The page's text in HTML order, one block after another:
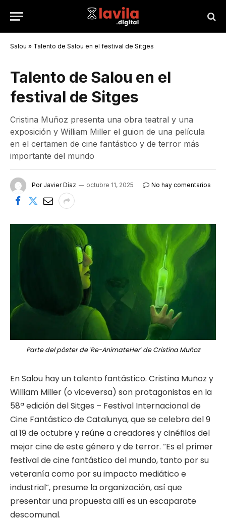
Salou » Talento de Salou en el festival de Sitges
Talento de Salou en el
festival de Sitges
Cristina Muñoz presenta una obra teatral y una
exposición y William Miller el guion de una película
en el certamen de cine fantástico y de terror más
importante del mundo
Por Javier Díaz octubre 11, 2025 No hay comentarios
Parte del póster de 'Re-AnimateHer' de Cristina Muñoz
En Salou hay un talento fantástico. Cristina Muñoz y
William Miller (o viceversa) son protagonistas en la
58ª edición del Sitges – Festival Internacional de
Cine Fantástico de Catalunya, que se celebra del 9
al 19 de octubre y reúne a creadores y cinéfilos del
mejor cine de este género y de terror. “Es el primer
festival de cine fantástico del mundo, tanto por su
veteranía como por su impacto mediático e
industrial”, presume la organización, así que
presentar una propuesta allí es un escaparate
descomunal.